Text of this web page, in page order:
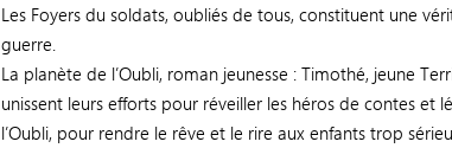
Les Foyers du soldats, oubliés de tous, constituent une
guerre.
La planète de l’Oubli, roman jeunesse : Timothé, jeune
unissent leurs efforts pour réveiller les héros de contes et
l’Oubli, pour rendre le rêve et le rire aux enfants trop